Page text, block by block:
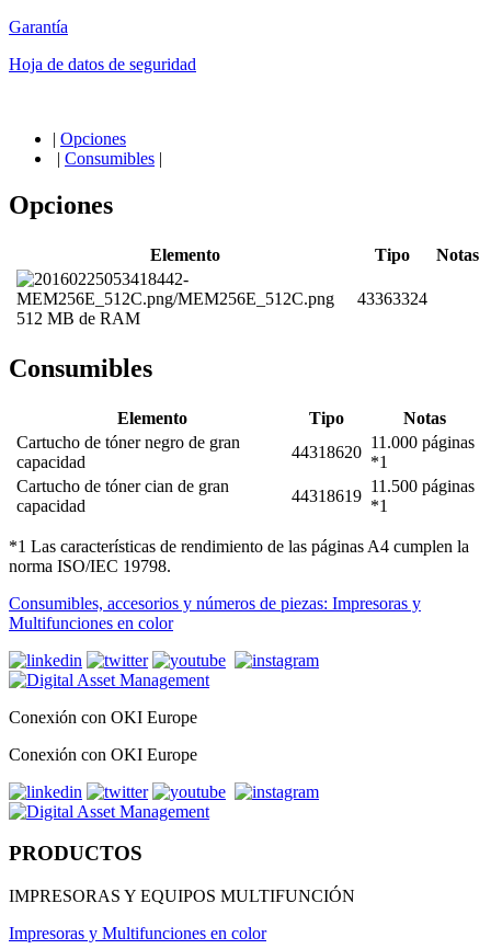
Garantía
Hoja de datos de seguridad
| Opciones
| Consumibles |
Opciones
Elemento Tipo Notas
512 MB de RAM
43363324
Consumibles
Elemento Tipo
Notas
Cartucho de tóner negro de gran
capacidad
44318620
11.000 páginas
*1
Cartucho de tóner cian de gran
capacidad
44318619
11.500 páginas
*1
*1 Las características de rendimiento de las páginas A4 cumplen la
norma ISO/IEC 19798.
Consumibles, accesorios y números de piezas: Impresoras y
Multifunciones en color
Conexión con OKI Europe
Conexión con OKI Europe
PRODUCTOS
IMPRESORAS Y EQUIPOS MULTIFUNCIÓN
Impresoras y Multifunciones en color